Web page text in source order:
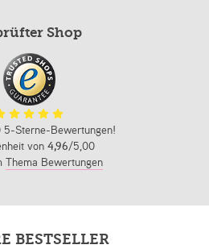
Shop
5-Sterne-Bewertungen!
von 4,96/5,00
Thema Bewertungen
BESTSELLER